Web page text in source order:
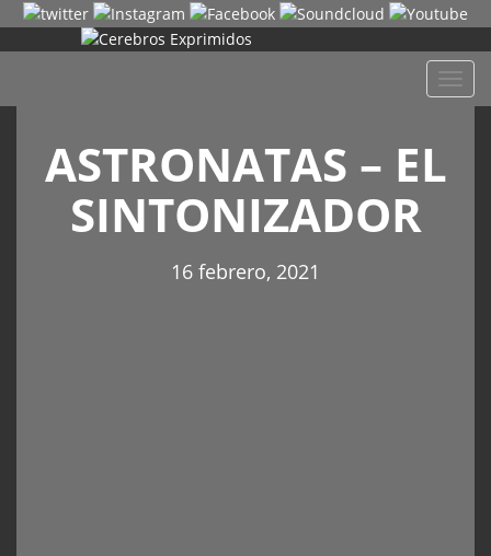
ASTRONATAS – EL
SINTONIZADOR
16 febrero, 2021